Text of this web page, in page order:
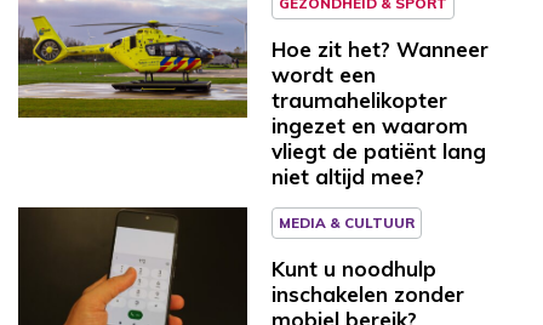
Hoe zit het? Wanneer
wordt een
traumahelikopter
ingezet en waarom
vliegt de patiënt lang
niet altijd mee?
MEDIA & CULTUUR
Kunt u noodhulp
inschakelen zonder
mobiel bereik?